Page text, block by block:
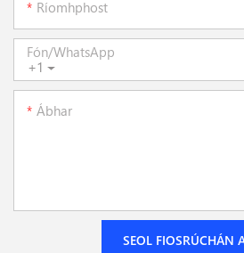
Ríomhphost
+1
Fón/whatsApp
Ábhar
SEOL FIOSRÚCHÁN